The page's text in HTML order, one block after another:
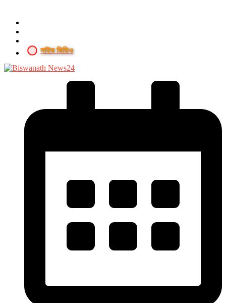
লাইভ ভিডিও